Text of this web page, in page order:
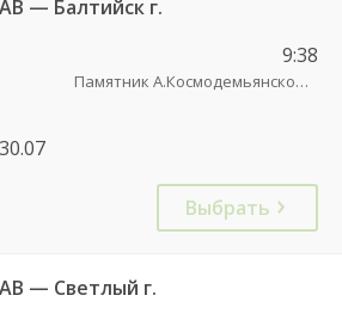
— Балтийск г.
9:38
Памятник А.Космодемьянскому(Балтийское шоссе) трасса
Выбрать
— Светлый г.